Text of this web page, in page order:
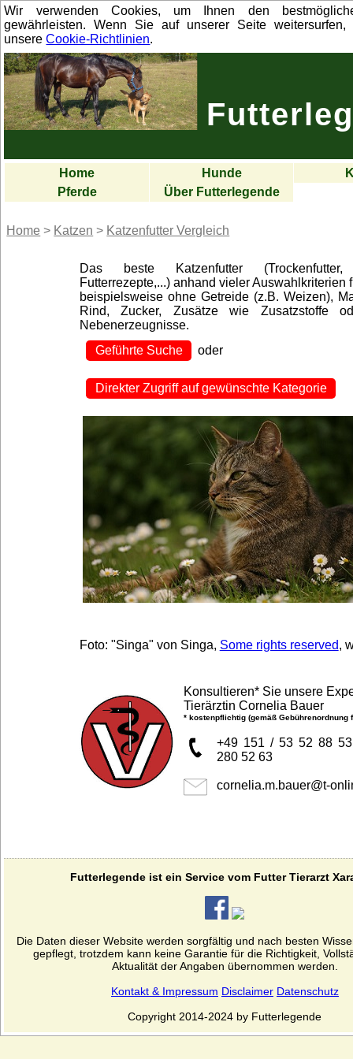
Wir verwenden Cookies, um Ihnen den
gewährleisten. Wenn Sie auf unserer Seite weitersurfen,
unsereCookie-Richtlinien.
Home Hunde
Pferde
Über Futterlegende
Home > Katzen > Katzenfutter Vergleich
Das beste Katzenfutter (Trockenfutter,
Futterrezepte,...) anhand vieler Auswahlkriterien
beispielsweise ohne Getreide (z.B. Weizen),
Rind, Zucker, Zusätze wie Zusatzstoffe
Nebenerzeugnisse.
Geführte Suche
oder
Direkter Zugriff auf gewünschte Kategorie
Foto: "Singa" von Singa, Some rights reserved,
Konsultieren* Sie unsere
Tierärztin Cornelia Bauer
* kostenpflichtig (gemäß Gebührenordnung
+49 151 / 53 52 88
280 52 63
cornelia.m.bauer@t-
Futterlegende ist ein Service vom Futter Tierarzt
Die Daten dieser Website werden sorgfältig und nach besten
gepflegt, trotzdem kann keine Garantie für die Richtigkeit,
Aktualität der Angaben übernommen werden.
Kontakt & Impressum Disclaimer Datenschutz
Copyright 2014-2024 by Futterlegende